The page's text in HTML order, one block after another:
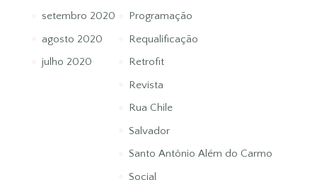
setembro 2020
agosto 2020
julho 2020
Programação
Requalificação
Retrofit
Revista
Rua Chile
Salvador
Santo Antônio Além do Carmo
Social